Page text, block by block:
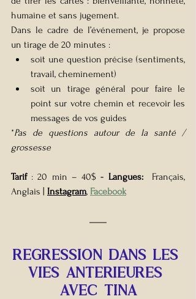
humaine et sans jugement.
Dans le cadre de l’événement, je propose
un tirage de 20 minutes :
soit une question précise (sentiments,
travail, cheminement)
soit un tirage général pour faire le
point sur votre chemin et recevoir les
messages de vos guides
*Pas de questions autour de la santé /
grossesse
Tarif : 20 min – 40$ - Langues:
Français,
Anglais
Instagram, Facebook
Regression dans les
vies anterieures
avec tina